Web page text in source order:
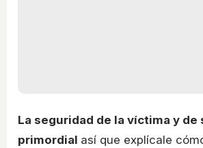
La seguridad de la víctima y de
primordial así que explícale